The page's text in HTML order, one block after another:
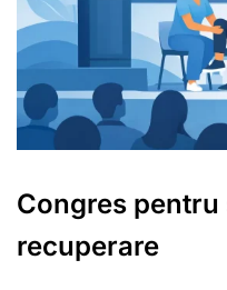
Congres pentru
recuperare